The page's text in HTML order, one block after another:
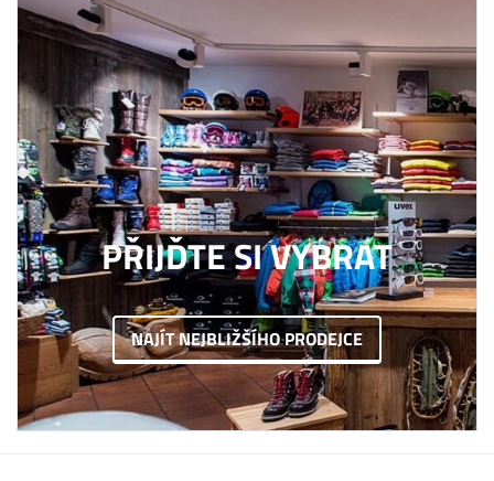
PŘIJĎTE SI VYBRAT
NAJÍT NEJBLIŽŠÍHO PRODEJCE